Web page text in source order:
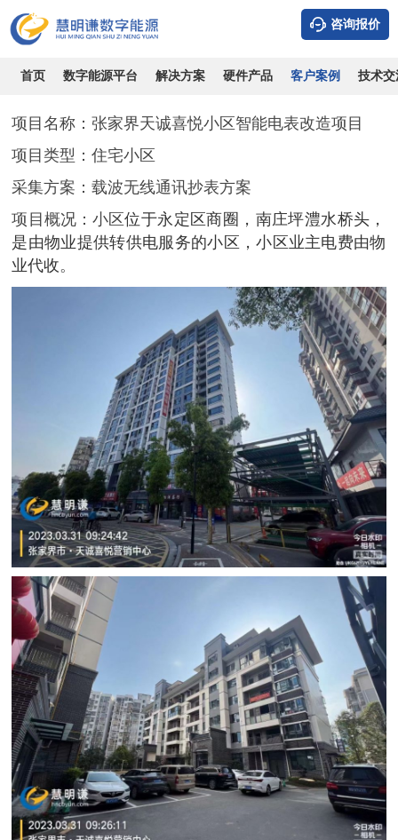
咨询报价
首页 数字能源平台 解决方案 硬件产品 客户案例 技术交
张家界天诚喜悦小区智能电表改造项目
时间：2026-08-09 浏览：11129 作者：admin
项目名称 ：张家界天诚喜悦小区智能电表改造项目
项目类型：住宅小区
采集方案：载波无线通讯抄表方案
项目概况：小区位于永定区商圈，南庄坪澧水桥头，
是由物业提供转供电服务的小区，小区业主电费由物
业代收。